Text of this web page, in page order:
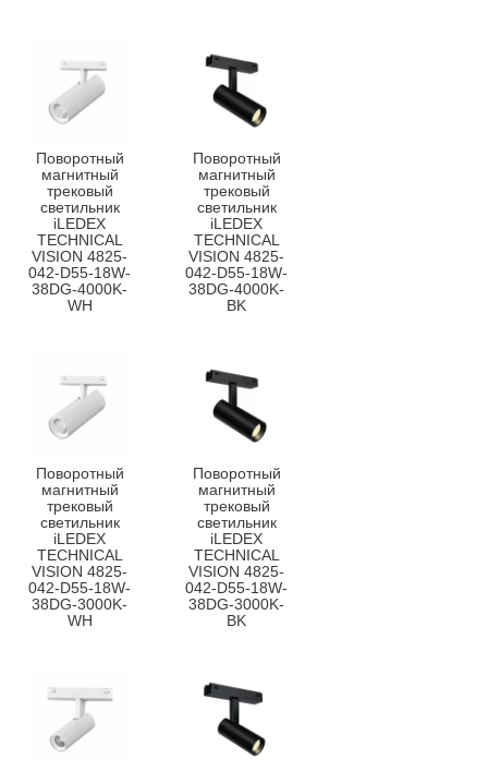
Поворотный
магнитный
трековый
светильник
iLEDEX
TECHNICAL
VISION 4825-
042-D55-18W-
38DG-4000K-
WH
Поворотный
магнитный
трековый
светильник
iLEDEX
TECHNICAL
VISION 4825-
042-D55-18W-
38DG-4000K-
BK
Поворотный
магнитный
трековый
светильник
iLEDEX
TECHNICAL
VISION 4825-
042-D55-18W-
38DG-3000K-
WH
Поворотный
магнитный
трековый
светильник
iLEDEX
TECHNICAL
VISION 4825-
042-D55-18W-
38DG-3000K-
BK